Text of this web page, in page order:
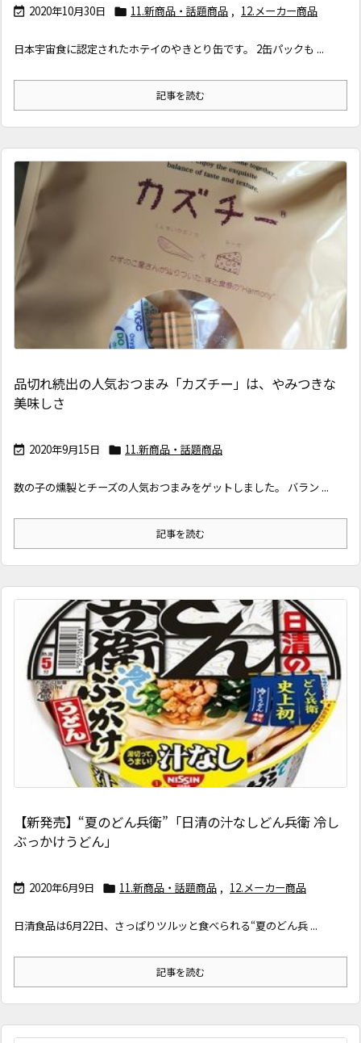
 2020年10月30日  11.新商品・話題商品 , 12.メーカー商品
日本宇宙食に認定されたホテイのやきとり缶です。 2缶パックも ...
記事を読む
品切れ続出の人気おつまみ「カズチー」は、やみつきな
美味しさ
 2020年9月15日  11.新商品・話題商品
数の子の燻製とチーズの人気おつまみをゲットしました。 バラン ...
記事を読む
【新発売】“夏のどん兵衛”「日清の汁なしどん兵衛 冷し
ぶっかけうどん」
 2020年6月9日  11.新商品・話題商品 , 12.メーカー商品
日清食品は6月22日、さっぱりツルッと食べられる“夏のどん兵 ...
記事を読む